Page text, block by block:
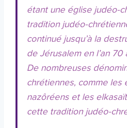
étant une église judéo-
tradition judéo-
continué jusqu’à la
de Jérusalem en l’an
De nombreuses
chrétiennes, comme les
nazôréens et les
cette tradition judéo-